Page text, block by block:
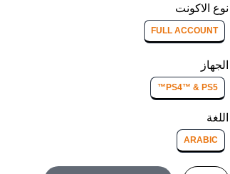
نوع الاكونت
FULL ACCOUNT
الجهاز
PS4™ & PS5™
اللغة
ARABIC